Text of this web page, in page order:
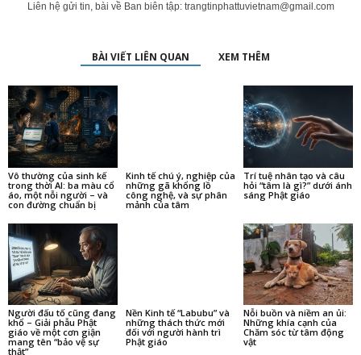
Liên hệ gửi tin, bài về Ban biên tập: trangtinphattuvietnam@gmail.com
BÀI VIẾT LIÊN QUAN XEM THÊM
Vô thường của sinh kế
trong thời AI: ba màu cổ
áo, một nỗi người – và
con đường chuẩn bị
Kinh tế chú ý, nghiệp của
những gã khổng lồ
công nghệ, và sự phân
mảnh của tâm
Trí tuệ nhân tạo và câu
hỏi “tâm là gì?” dưới ánh
sáng Phật giáo
Người đấu tố cũng đang
khổ – Giải phẫu Phật
giáo về một cơn giận
mang tên “bảo vệ sự
thật”
Nền Kinh tế “Labubu” và
những thách thức mới
đối với người hành trì
Phật giáo
Nỗi buồn và niềm an ủi:
Những khía cạnh của
Chăm sóc từ tâm động
vật